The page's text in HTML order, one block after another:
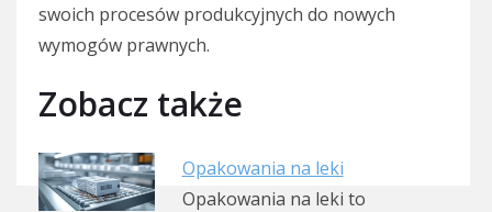
swoich procesów produkcyjnych do nowych
wymogów prawnych.
Zobacz także
Opakowania na leki
Opakowania na leki to